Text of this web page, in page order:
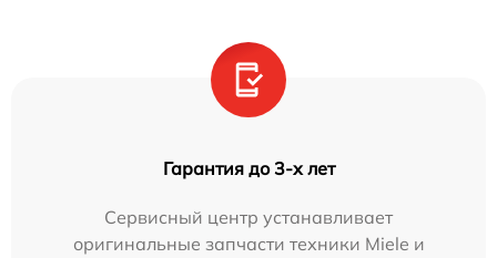
Гарантия до 3-х лет
Сервисный центр устанавливает
оригинальные запчасти техники Miele и